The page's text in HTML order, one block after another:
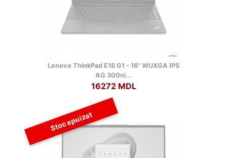
Lenovo ThinkPad E16 G1 - 16" WUXGA IPS
AG 300ni...
16272 MDL
Stoc epuizat